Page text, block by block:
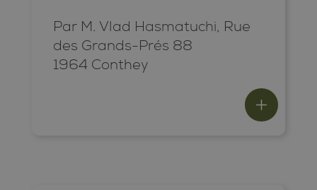
Par M. Vlad Hasmatuchi, Rue
des Grands-Prés 88
1964 Conthey